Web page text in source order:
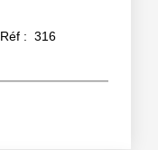
Réf : 316